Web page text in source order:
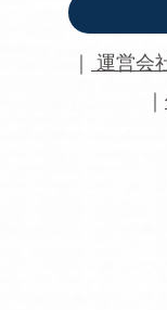
｜ 運営会
｜